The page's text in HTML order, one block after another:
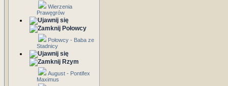
Wierzenia
Prawęgrów
Połowcy
Połowcy - Baba ze
Stadnicy
Rzym
August - Pontifex
Maximus